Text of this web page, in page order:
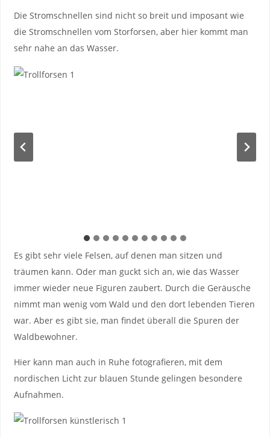
Die Stromschnellen sind nicht so breit und imposant wie
die Stromschnellen vom Storforsen, aber hier kommt man
sehr nahe an das Wasser.
Es gibt sehr viele Felsen, auf denen man sitzen und
träumen kann. Oder man guckt sich an, wie das Wasser
immer wieder neue Figuren zaubert. Durch die Geräusche
nimmt man wenig vom Wald und den dort lebenden Tieren
war. Aber es gibt sie, man findet überall die Spuren der
Waldbewohner.
Hier kann man auch in Ruhe fotografieren, mit dem
nordischen Licht zur blauen Stunde gelingen besondere
Aufnahmen.